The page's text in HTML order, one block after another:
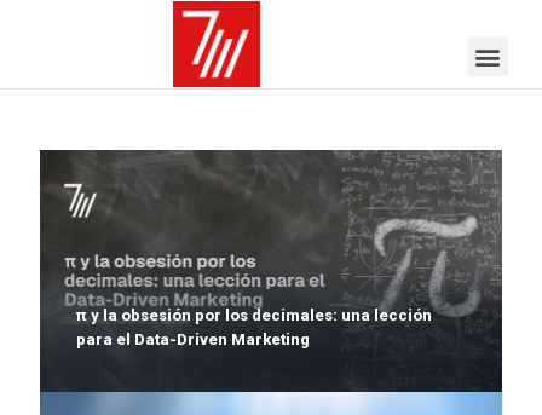
π y la obsesión por los decimales: una lección
para el Data-Driven Marketing